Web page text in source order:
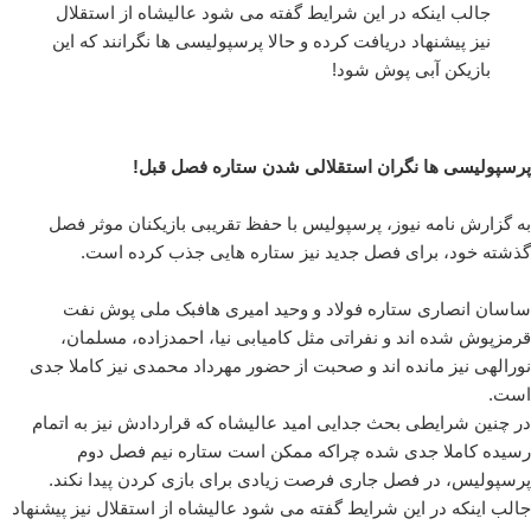
جالب اینکه در این شرایط گفته می شود عالیشاه از استقلال
نیز پیشنهاد دریافت کرده و حالا پرسپولیسی ها نگرانند که این
بازیکن آبی پوش شود!
پرسپولیسی ها نگران استقلالی شدن ستاره فصل قبل!
به گزارش نامه نیوز، پرسپولیس با حفظ تقریبی بازیکنان موثر فصل
گذشته خود،‌ برای فصل جدید نیز ستاره هایی جذب کرده است.
ساسان انصاری ستاره فولاد و وحید امیری هافبک ملی پوش نفت
قرمزپوش شده اند و نفراتی مثل کامیابی نیا، احمدزاده، مسلمان،
نورالهی نیز مانده اند و صحبت از حضور مهرداد محمدی نیز کاملا جدی
است.
در چنین شرایطی بحث جدایی امید عالیشاه که قراردادش نیز به اتمام
رسیده کاملا جدی شده چراکه ممکن است ستاره نیم فصل دوم
پرسپولیس، در فصل جاری فرصت زیادی برای بازی کردن پیدا نکند.
جالب اینکه در این شرایط گفته می شود عالیشاه از استقلال نیز پیشنهاد